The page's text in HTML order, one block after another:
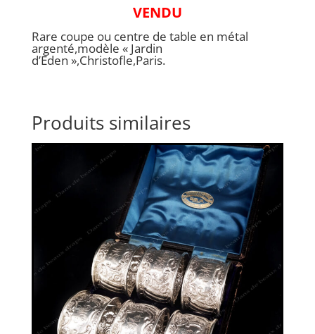
VENDU
Rare coupe ou centre de table en métal
argenté,modèle « Jardin
d’Eden »,Christofle,Paris.
Produits similaires